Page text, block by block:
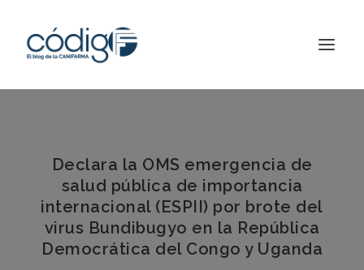
Declara la OMS emergencia de
salud pública de importancia
internacional (ESPII) por brote del
virus Bundibugyo en la República
Democrática del Congo y Uganda